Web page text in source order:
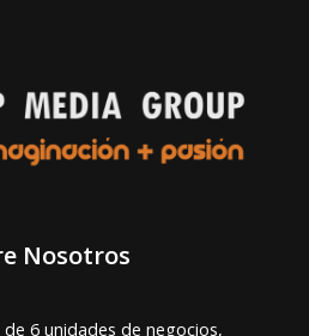
Nosotros
6 unidades de negocios,